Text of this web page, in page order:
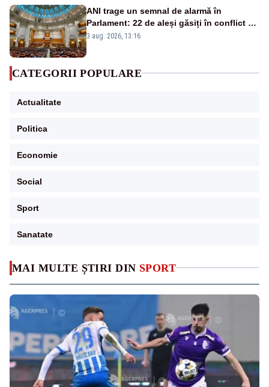
MAI MULTE ȘTIRI DIN SPORT
ANI trage un semnal de alarmă în
Parlament: 22 de aleși găsiți în conflict de
interese au rămas în funcții
3 aug. 2026, 13:16
CATEGORII POPULARE
Actualitate
Politica
Economie
Social
Sport
Sanatate